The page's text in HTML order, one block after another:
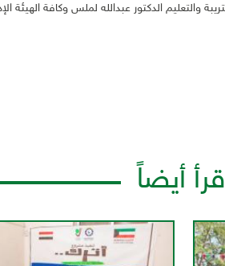
والتعليم الدكتور عبدالله لملس وكافة
أيضاً